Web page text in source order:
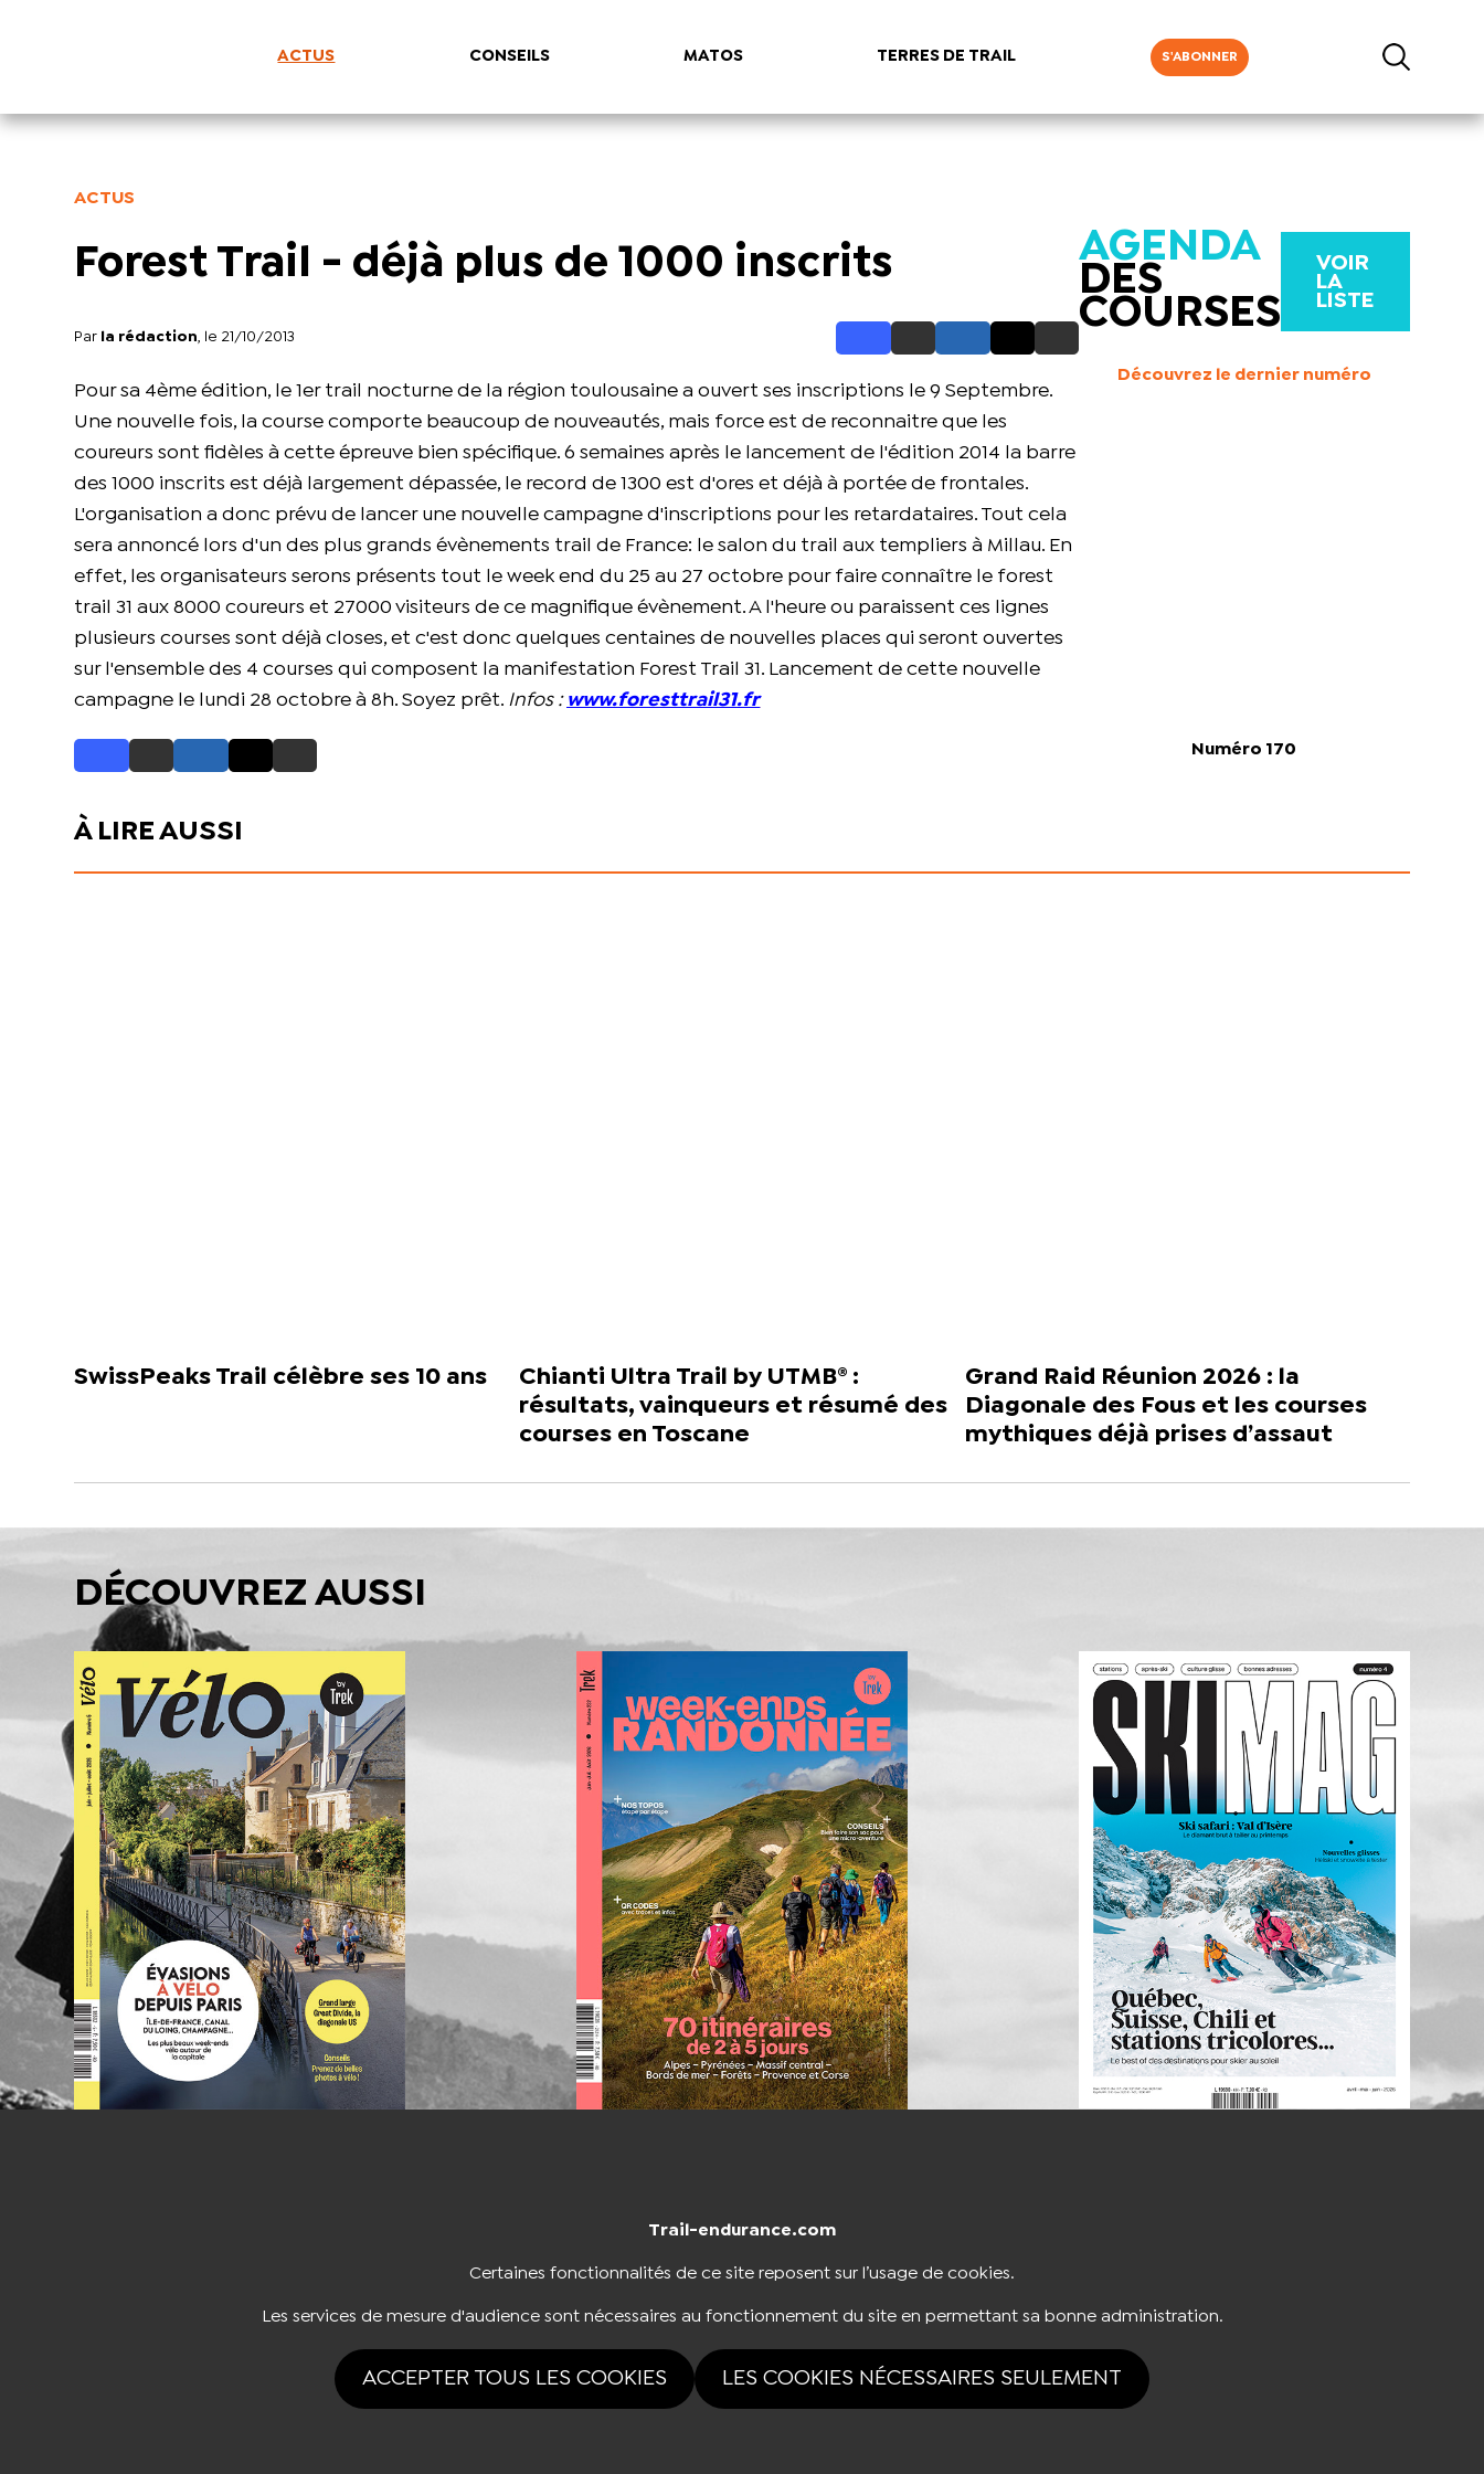
Trail-endurance.com
Certaines fonctionnalités de ce site reposent sur l’usage de cookies.
Les services de mesure d'audience sont nécessaires au fonctionnement du site en permettant sa bonne administration.
ACCEPTER TOUS LES COOKIES LES COOKIES NÉCESSAIRES SEULEMENT
ACTUS CONSEILS MATOS TERRES DE TRAIL S'ABONNER
ACTUS
Forest Trail - déjà plus de 1000 inscrits
Par la rédaction , le 21/10/2013
Pour sa 4ème édition, le 1er trail nocturne de la région toulousaine a ouvert ses inscriptions le 9 Septembre.
Une nouvelle fois, la course comporte beaucoup de nouveautés, mais force est de reconnaitre que les
coureurs sont fidèles à cette épreuve bien spécifique. 6 semaines après le lancement de l'édition 2014 la barre
des 1000 inscrits est déjà largement dépassée, le record de 1300 est d'ores et déjà à portée de frontales.
L'organisation a donc prévu de lancer une nouvelle campagne d'inscriptions pour les retardataires. Tout cela
sera annoncé lors d'un des plus grands évènements trail de France: le salon du trail aux templiers à Millau. En
effet, les organisateurs serons présents tout le week end du 25 au 27 octobre pour faire connaître le forest
trail 31 aux 8000 coureurs et 27000 visiteurs de ce magnifique évènement. A l'heure ou paraissent ces lignes
plusieurs courses sont déjà closes, et c'est donc quelques centaines de nouvelles places qui seront ouvertes
sur l'ensemble des 4 courses qui composent la manifestation Forest Trail 31. Lancement de cette nouvelle
campagne le lundi 28 octobre à 8h. Soyez prêt. Infos : www.foresttrail31.fr
AGENDA
DES
COURSES
VOIR
LA
LISTE
Découvrez le dernier numéro
Numéro 170
À LIRE AUSSI
SwissPeaks Trail célèbre ses 10 ans
Chianti Ultra Trail by UTMB® :
résultats, vainqueurs et résumé des
courses en Toscane
Grand Raid Réunion 2026 : la
Diagonale des Fous et les courses
mythiques déjà prises d’assaut
DÉCOUVREZ AUSSI
BOUTIQUE